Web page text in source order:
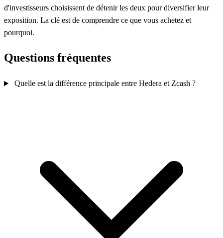
d'investisseurs choisissent de détenir les deux pour diversifier leur
exposition. La clé est de comprendre ce que vous achetez et
pourquoi.
Questions fréquentes
Quelle est la différence principale entre Hedera et Zcash ?